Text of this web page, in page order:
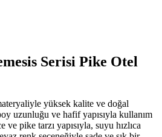
Serisi Pike Otel
yüksek kalite ve doğal
uzunluğu ve hafif yapısıyla kullanım
ve pike tarzı yapısıyla, suyu hızlıca